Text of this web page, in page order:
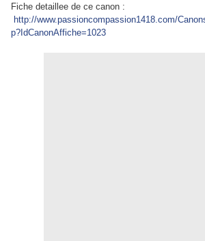
Fiche detaillee de ce canon :
http://www.passioncompassion1418.com/
p?IdCanonAffiche=1023